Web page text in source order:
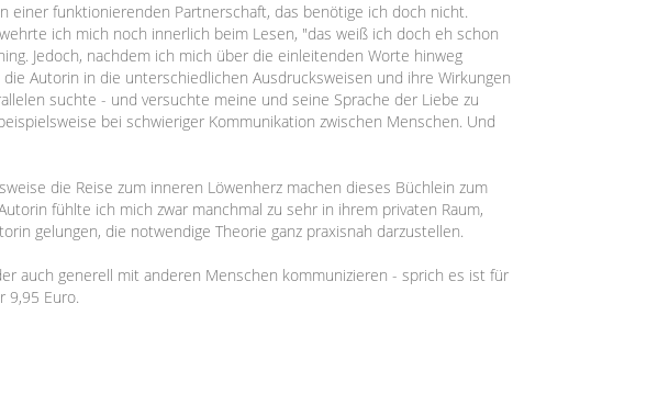
einer funktionierenden Partnerschaft, das benötige ich doch nicht.
ich mich noch innerlich beim Lesen, "das weiß ich doch eh schon
Jedoch, nachdem ich mich über die einleitenden Worte hinweg
Autorin in die unterschiedlichen Ausdrucksweisen und ihre Wirkungen
suchte - und versuchte meine und seine Sprache der Liebe zu
bei schwieriger Kommunikation zwischen Menschen. Und
die Reise zum inneren Löwenherz machen dieses Büchlein zum
fühlte ich mich zwar manchmal zu sehr in ihrem privaten Raum,
gelungen, die notwendige Theorie ganz praxisnah darzustellen.
auch generell mit anderen Menschen kommunizieren - sprich es ist für
9,95 Euro.